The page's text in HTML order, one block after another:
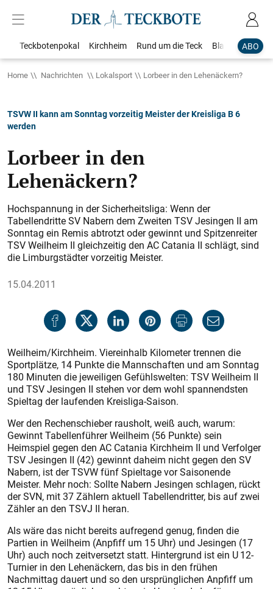
ABO
Teckbotenpokal Kirchheim Rund um die Teck Blaulicht
Home Nachrichten Lokalsport Lorbeer in den Lehenäckern?
TSVW II kann am Sonntag vorzeitig Meister der Kreisliga B 6
werden
Lorbeer in den
Lehenäckern?
Hochspannung in der Sicherheitsliga: Wenn der
Tabellendritte SV Nabern dem Zweiten TSV Jesingen II am
Sonntag ein Remis abtrotzt oder gewinnt und Spitzenreiter
TSV Weilheim II gleichzeitig den AC Catania II schlägt, sind
die Limburgstädter vorzeitig Meister.
15.04.2011
Weilheim/Kirchheim. Viereinhalb Kilometer trennen die
Sportplätze, 14 Punkte die Mannschaften und am Sonntag
180 Minuten die jeweiligen Gefühlswelten: TSV Weilheim II
und TSV Jesingen II stehen vor dem wohl spannendsten
Spieltag der laufenden Kreisliga-Saison.
Wer den Rechenschieber rausholt, weiß auch, warum:
Gewinnt Tabellenführer Weilheim (56 Punkte) sein
Heimspiel gegen den AC Catania Kirchheim II und Verfolger
TSV Jesingen II (42) gewinnt daheim nicht gegen den SV
Nabern, ist der TSVW fünf Spieltage vor Saisonende
Meister. Mehr noch: Sollte Nabern Jesingen schlagen, rückt
der SVN, mit 37 Zählern aktuell Tabellendritter, bis auf zwei
Zähler an den TSVJ II heran.
Als wäre das nicht bereits aufregend genug, finden die
Partien in Weilheim (Anpfiff um 15 Uhr) und Jesingen (17
Uhr) auch noch zeitversetzt statt. Hintergrund ist ein U 12-
Turnier in den Lehenäckern, das bis in den frühen
Nachmittag dauert und so den ursprünglichen Anpfiff um